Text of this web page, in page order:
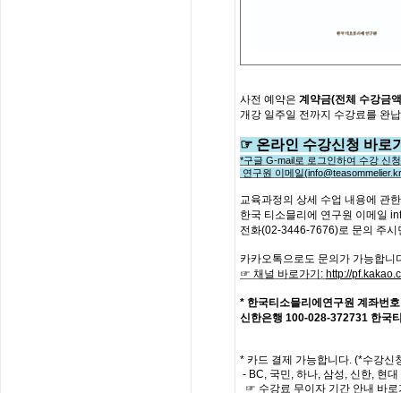
사전 예약은 계약금(전체 수강금
개강 일주일 전까지 수강료를 완
☞ 온라인 수강신청 바로
*구글 G-mail로 로그인하여 수강 신
연구원 이메일
교육과정의 상세 수업 내용에 관한
한국 티소믈리에 연구원 이메일
전화(02-3446-7676)로 문의 주시
카카오톡으로도 문의가 가능합니
☞ 채널 바로가기 : http://
* 한국티소믈리에연구원 계좌번호
신한은행 100-028-372731 한국
* 카드 결제 가능합니다. (*수강신
- BC, 국민, 하나, 삼성, 신한, 현
☞ 수강료 무이자 기간 안내 바로